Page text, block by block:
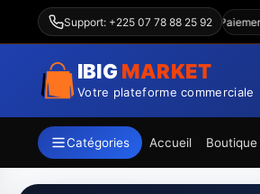
Support: +225 07 78 88 25 92
Livraison Abidjan & intérieur — Paiements:
IBIG MARKET
Votre plateforme commerciale
Catégories Accueil Boutique